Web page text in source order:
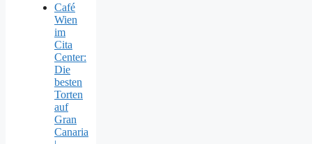
Café
Wien
im
Cita
Center:
Die
besten
Torten
auf
Gran
Canaria